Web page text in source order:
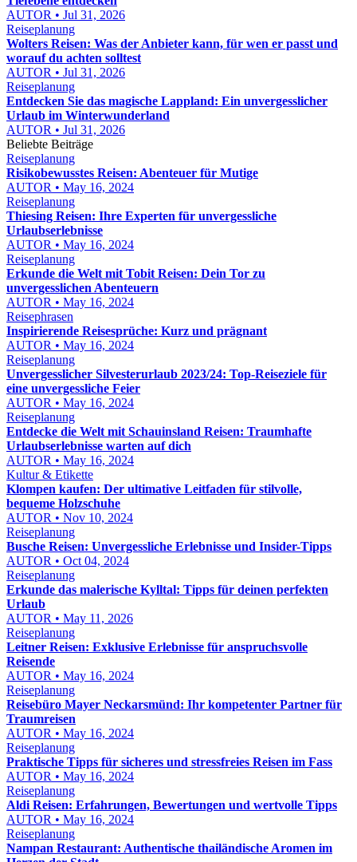
AUTOR • Jul 31, 2026
Reiseplanung
Wolters Reisen: Was der Anbieter kann, für wen er passt und
worauf du achten solltest
AUTOR • Jul 31, 2026
Reiseplanung
Entdecken Sie das magische Lappland: Ein unvergesslicher
Urlaub im Winterwunderland
AUTOR • Jul 31, 2026
Beliebte Beiträge
Reiseplanung
Risikobewusstes Reisen: Abenteuer für Mutige
AUTOR • May 16, 2024
Reiseplanung
Thiesing Reisen: Ihre Experten für unvergessliche
Urlaubserlebnisse
AUTOR • May 16, 2024
Reiseplanung
Erkunde die Welt mit Tobit Reisen: Dein Tor zu
unvergesslichen Abenteuern
AUTOR • May 16, 2024
Reisephrasen
Inspirierende Reisesprüche: Kurz und prägnant
AUTOR • May 16, 2024
Reiseplanung
Unvergesslicher Silvesterurlaub 2023/24: Top-Reiseziele für
eine unvergessliche Feier
AUTOR • May 16, 2024
Reiseplanung
Entdecke die Welt mit Schauinsland Reisen: Traumhafte
Urlaubserlebnisse warten auf dich
AUTOR • May 16, 2024
Kultur & Etikette
Klompen kaufen: Der ultimative Leitfaden für stilvolle,
bequeme Holzschuhe
AUTOR • Nov 10, 2024
Reiseplanung
Busche Reisen: Unvergessliche Erlebnisse und Insider-Tipps
AUTOR • Oct 04, 2024
Reiseplanung
Erkunde das malerische Kylltal: Tipps für deinen perfekten
Urlaub
AUTOR • May 11, 2026
Reiseplanung
Leitner Reisen: Exklusive Erlebnisse für anspruchsvolle
Reisende
AUTOR • May 16, 2024
Reiseplanung
Reisebüro Mayer Neckarsmünd: Ihr kompetenter Partner für
Traumreisen
AUTOR • May 16, 2024
Reiseplanung
Praktische Tipps für sicheres und stressfreies Reisen im Fass
AUTOR • May 16, 2024
Reiseplanung
Aldi Reisen: Erfahrungen, Bewertungen und wertvolle Tipps
AUTOR • May 16, 2024
Reiseplanung
Nampan Restaurant: Authentische thailändische Aromen im